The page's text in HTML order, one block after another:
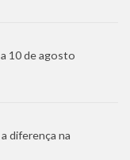
10 de agosto
diferença na